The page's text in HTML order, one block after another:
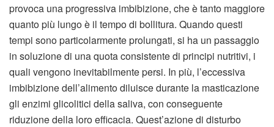
provoca una progressiva imbibizione, che è tanto maggiore
quanto più lungo è il tempo di bollitura. Quando questi
tempi sono particolarmente prolungati, si ha un passaggio
in soluzione di una quota consistente di principi nutritivi, i
quali vengono inevitabilmente persi. In più, l’eccessiva
imbibizione dell’alimento diluisce durante la masticazione
gli enzimi glicolitici della saliva, con conseguente
riduzione della loro efficacia. Quest’azione di disturbo